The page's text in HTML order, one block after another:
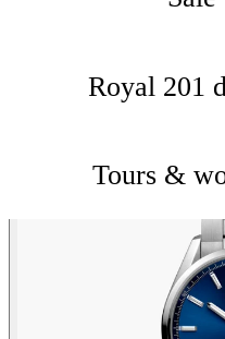
Royal 201
Tours &